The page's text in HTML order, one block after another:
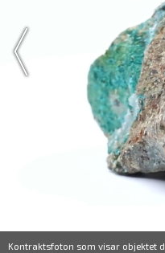
Kontraktsfoton som visar objektet